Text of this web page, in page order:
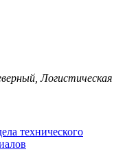
Логистическая
технического